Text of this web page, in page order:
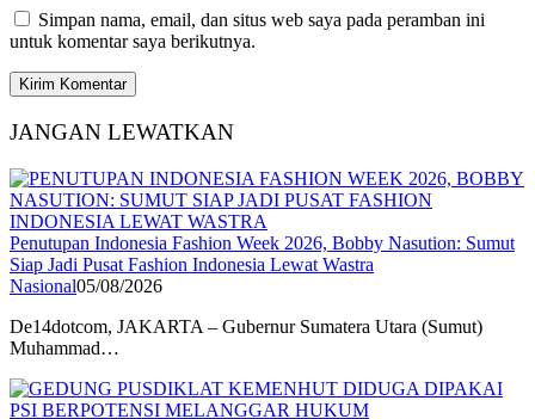
Simpan nama, email, dan situs web saya pada peramban ini
untuk komentar saya berikutnya.
JANGAN LEWATKAN
Penutupan Indonesia Fashion Week 2026, Bobby Nasution: Sumut
Siap Jadi Pusat Fashion Indonesia Lewat Wastra
Nasional05/08/2026
De14dotcom, JAKARTA – Gubernur Sumatera Utara (Sumut)
Muhammad…